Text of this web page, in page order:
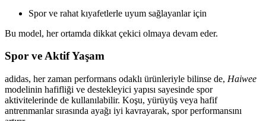
Spor ve rahat kıyafetlerle uyum sağlayanlar için
Bu model, her ortamda dikkat çekici olmaya devam eder.
Spor ve Aktif Yaşam
adidas, her zaman performans odaklı ürünleriyle bilinse de, Haiwee
modelinin hafifliği ve destekleyici yapısı sayesinde spor
aktivitelerinde de kullanılabilir. Koşu, yürüyüş veya hafif
antrenmanlar sırasında ayağı iyi kavrayarak, spor performansını